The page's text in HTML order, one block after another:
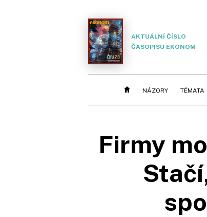
AKTUÁLNÍ ČÍSLO
ČASOPISU EKONOM
NÁZORY TÉMATA
Firmy